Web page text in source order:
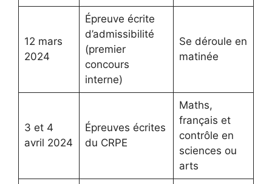
12 mars
2024
Épreuve écrite
d’admissibilité
(premier
concours
interne)
Se déroule en
matinée
3 et 4
avril 2024
Épreuves écrites
du CRPE
Maths,
français et
contrôle en
sciences ou
arts